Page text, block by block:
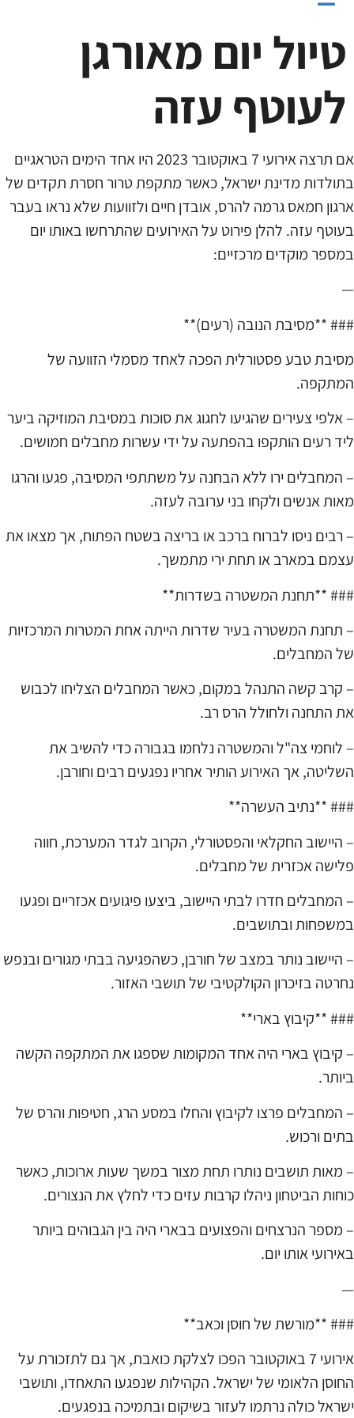
טיול יום מאורגן
לעוטף עזה ​
אם תרצה אירועי 7 באוקטובר 2023 היו אחד הימים הטראגיים
בתולדות מדינת ישראל, כאשר מתקפת טרור חסרת תקדים של
ארגון חמאס גרמה להרס, אובדן חיים ולזוועות שלא נראו בעבר
בעוטף עזה. להלן פירוט על האירועים שהתרחשו באותו יום
במספר מוקדים מרכזיים:
—
### **מסיבת הנובה (רעים)**
מסיבת טבע פסטורלית הפכה לאחד מסמלי הזוועה של
המתקפה.
– אלפי צעירים שהגיעו לחגוג את סוכות במסיבת המוזיקה ביער
ליד רעים הותקפו בהפתעה על ידי עשרות מחבלים חמושים.
– המחבלים ירו ללא הבחנה על משתתפי המסיבה, פגעו והרגו
מאות אנשים ולקחו בני ערובה לעזה.
– רבים ניסו לברוח ברכב או בריצה בשטח הפתוח, אך מצאו את
עצמם במארב או תחת ירי מתמשך.
### **תחנת המשטרה בשדרות**
– תחנת המשטרה בעיר שדרות הייתה אחת המטרות המרכזיות
של המחבלים.
– קרב קשה התנהל במקום, כאשר המחבלים הצליחו לכבוש
את התחנה ולחולל הרס רב.
– לוחמי צה"ל והמשטרה נלחמו בגבורה כדי להשיב את
השליטה, אך האירוע הותיר אחריו נפגעים רבים וחורבן.
### **נתיב העשרה**
– היישוב החקלאי והפסטורלי, הקרוב לגדר המערכת, חווה
פלישה אכזרית של מחבלים.
– המחבלים חדרו לבתי היישוב, ביצעו פיגועים אכזריים ופגעו
במשפחות ובתושבים.
– היישוב נותר במצב של חורבן, כשהפגיעה בבתי מגורים ובנפש
נחרטה בזיכרון הקולקטיבי של תושבי האזור.
### **קיבוץ בארי**
– קיבוץ בארי היה אחד המקומות שספגו את המתקפה הקשה
ביותר.
– המחבלים פרצו לקיבוץ והחלו במסע הרג, חטיפות והרס של
בתים ורכוש.
– מאות תושבים נותרו תחת מצור במשך שעות ארוכות, כאשר
כוחות הביטחון ניהלו קרבות עזים כדי לחלץ את הנצורים.
– מספר הנרצחים והפצועים בבארי היה בין הגבוהים ביותר
באירועי אותו יום.
—
### **מורשת של חוסן וכאב**
אירועי 7 באוקטובר הפכו לצלקת כואבת, אך גם לתזכורת על
החוסן הלאומי של ישראל. הקהילות שנפגעו התאחדו, ותושבי
ישראל כולה נרתמו לעזור בשיקום ובתמיכה בנפגעים.